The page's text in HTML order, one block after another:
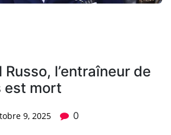
l’entraîneur de
est mort
9, 2025 0